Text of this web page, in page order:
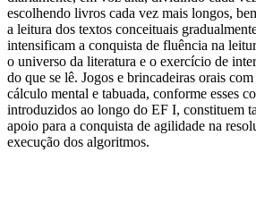
escolhendo livros cada vez mais longos,
a leitura dos textos conceituais
intensificam a conquista de fluência na
o universo da literatura e o exercício de
do que se lê. Jogos e brincadeiras orais
cálculo mental e tabuada, conforme esses
introduzidos ao longo do EF I, constituem
apoio para a conquista de agilidade na
execução dos algoritmos.